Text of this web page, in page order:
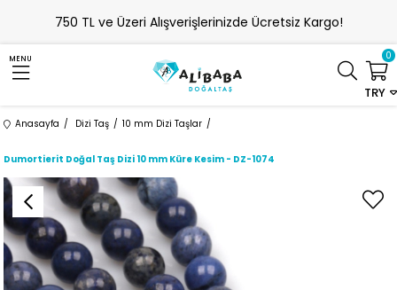
750 TL ve Üzeri Alışverişlerinizde Ücretsiz Kargo!
MENU
TRY
0
Anasayfa Dizi Taş 10 mm Dizi Taşlar
Dumortierit Doğal Taş Dizi 10 mm Küre Kesim - DZ-1074